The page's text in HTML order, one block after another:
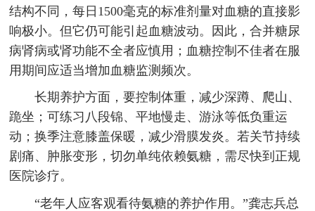
结构不同，每日1500毫克的标准剂量对血糖的直接影
响极小。但它仍可能引起血糖波动。因此，合并糖尿
病肾病或肾功能不全者应慎用；血糖控制不佳者在服
用期间应适当增加血糖监测频次。
长期养护方面，要控制体重，减少深蹲、爬山、
跪坐；可练习八段锦、平地慢走、游泳等低负重运
动；换季注意膝盖保暖，减少滑膜发炎。若关节持续
剧痛、肿胀变形，切勿单纯依赖氨糖，需尽快到正规
医院诊疗。
“老年人应客观看待氨糖的养护作用。”龚志兵总